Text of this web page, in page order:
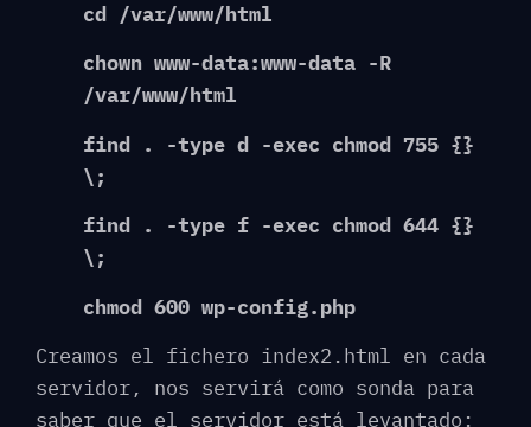
cd /var/www/html
chown www-data:www-data -R
/var/www/html
find . -type d -exec chmod 755 {}
\;
find . -type f -exec chmod 644 {}
\;
chmod 600 wp-config.php
Creamos el fichero index2.html en cada
servidor, nos servirá como sonda para
saber que el servidor está levantado: